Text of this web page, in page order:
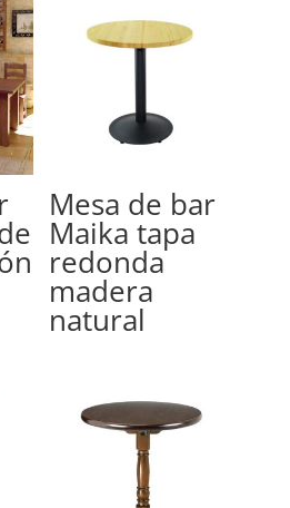
Mesa de bar
Maika tapa
redonda
madera
natural